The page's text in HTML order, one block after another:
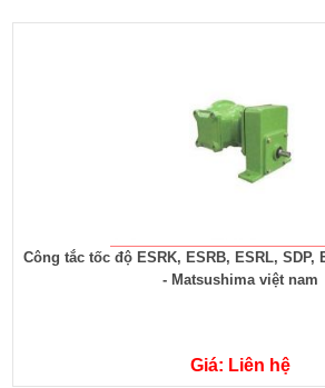
Công tắc tốc độ ESRK, ESRB, ESRL, SDP,
- Matsushima việt nam
Giá: Liên hệ